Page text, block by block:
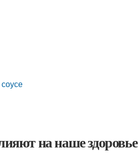
на наше здоровье